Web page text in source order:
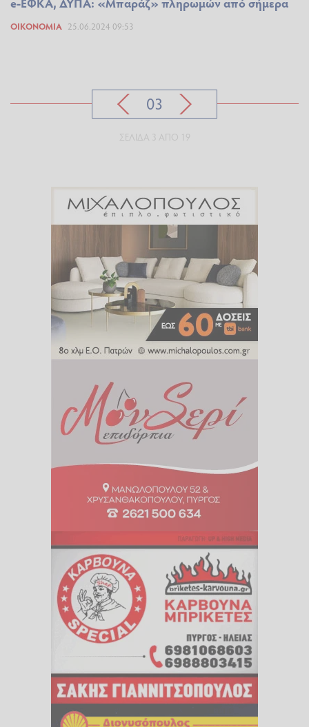
ΟΙΚΟΝΟΜΊΑ 25.06.2024 09:53
03
ΣΕΛΊΔΑ 3 ΑΠΌ 19